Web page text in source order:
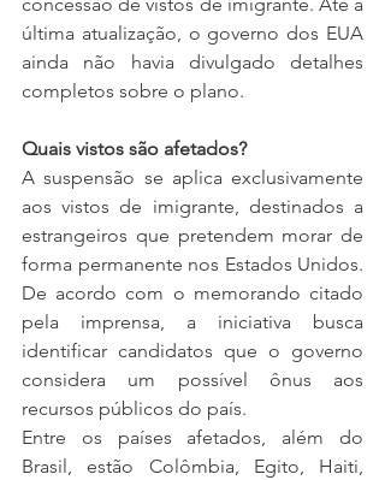
concessão de vistos de imigrante. Até a
última atualização, o governo dos EUA
ainda não havia divulgado detalhes
completos sobre o plano.
Quais vistos são afetados?
A suspensão se aplica exclusivamente
aos vistos de imigrante, destinados a
estrangeiros que pretendem morar de
forma permanente nos Estados Unidos.
De acordo com o memorando citado
pela imprensa, a iniciativa busca
identificar candidatos que o governo
considera um possível ônus aos
recursos públicos do país.
Entre os países afetados, além do
Brasil, estão Colômbia, Egito, Haiti,